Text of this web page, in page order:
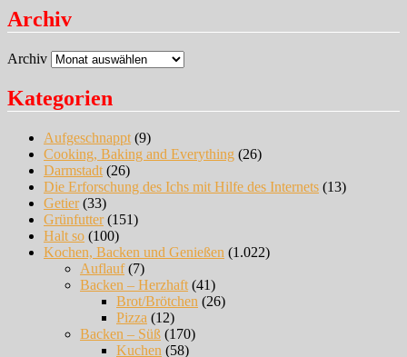
Archiv
Archiv
Kategorien
Aufgeschnappt (9)
Cooking, Baking and Everything (26)
Darmstadt (26)
Die Erforschung des Ichs mit Hilfe des Internets (13)
Getier(33)
Grünfutter(151)
Halt so (100)
Kochen, Backen und Genießen (1.022)
Auflauf(7)
Backen – Herzhaft (41)
Brot/Brötchen (26)
Pizza (12)
Backen – Süß (170)
Kuchen (58)